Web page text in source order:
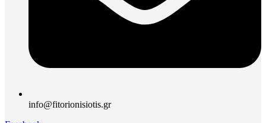
info@fitorionisiotis.gr